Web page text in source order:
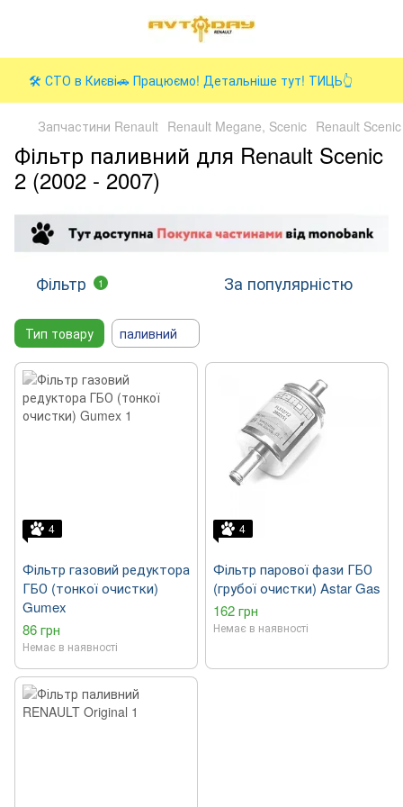
🛠️ СТО в Києві🚗 Працюємо! Детальніше тут! ТИЦЬ👆
Запчастини Renault Renault Megane, Scenic Renault
Фільтр паливний для Renault Scenic
2 (2002 - 2007)
Фільтр 1 За популярністю
Тип товару паливний
4
Фільтр газовий редуктора
ГБО (тонкої очистки)
Gumex
86 грн
Немає в наявності
4
Фільтр парової фази ГБО
(грубої очистки) Astar Gas
162 грн
Немає в наявності